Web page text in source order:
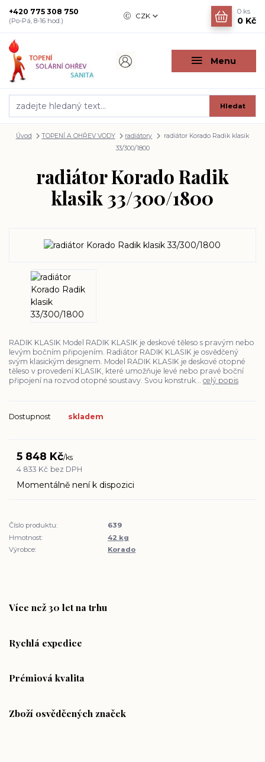
Menu
CZK
Hledat
+420 775 308 750
(Po-Pá, 8-16 hod.)
0 ks
0 Kč
Úvod TOPENÍ A OHŘEV VODY radiátory
radiátor Korado Radik klasik
33/300/1800
radiátor Korado Radik
klasik 33/300/1800
RADIK KLASIK Model RADIK KLASIK je deskové těleso s pravým nebo
levým bočním připojením. Radiátor RADIK KLASIK je osvědčený
svým klasickým designem. Model RADIK KLASIK je deskové otopné
těleso v provedení KLASIK, které umožňuje levé nebo pravé boční
připojení na rozvod otopné soustavy. Svou konstruk... celý popis
Dostupnost skladem
5 848 Kč/ks
4 833 Kč bez DPH
Momentálně není k dispozici
Číslo produktu:
639
Hmotnost:
42 kg
Výrobce:
Korado
Více než 30 let na trhu
Rychlá expedice
Prémiová kvalita
Zboží osvědčených značek